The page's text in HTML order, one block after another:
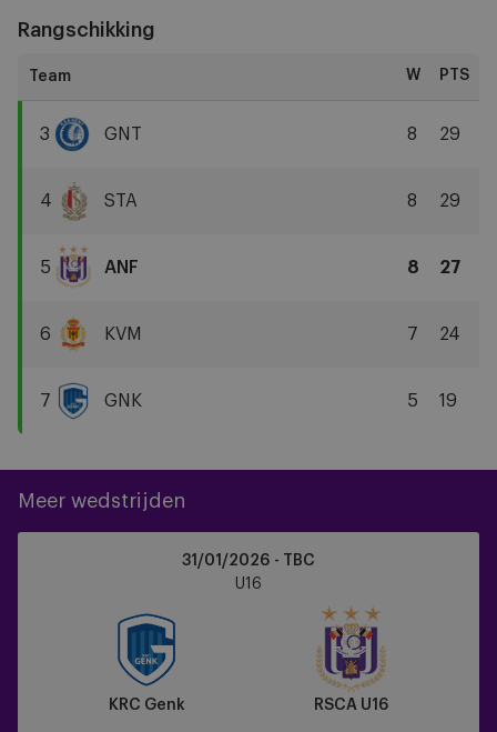
Rangschikking
W PTS
3
Gent
GNT 8 29
4
Liège
STA 8 29
5
U16
ANF 8 27
6
Mechelen
KVM 7 24
7
GNK 5 19
Meer wedstrijden
31/01/2026 - TBC
U16
KRC Genk RSCA U16